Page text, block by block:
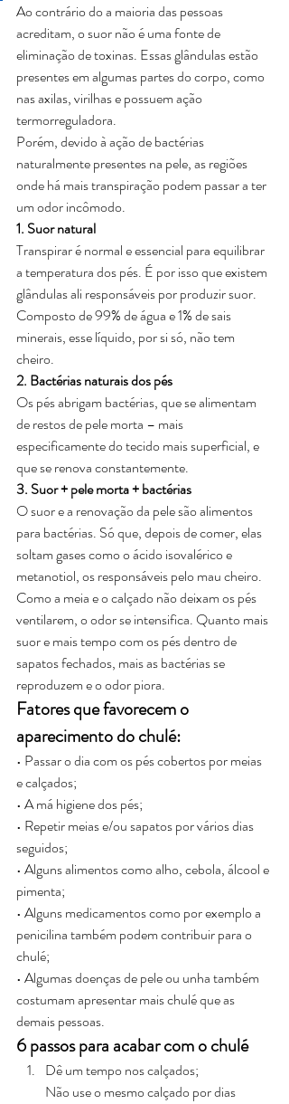
Ao contrário do a maioria das pessoas
acreditam, o suor não é uma fonte de
eliminação de toxinas. Essas glândulas estão
presentes em algumas partes do corpo, como
nas axilas, virilhas e possuem ação
termorreguladora.
Porém, devido à ação de bactérias
naturalmente presentes na pele, as regiões
onde há mais transpiração podem passar a ter
um odor incômodo.
1. Suor natural
Transpirar é normal e essencial para equilibrar
a temperatura dos pés. É por isso que existem
glândulas ali responsáveis por produzir suor.
Composto de 99% de água e 1% de sais
minerais, esse líquido, por si só, não tem
cheiro.
2. Bactérias naturais dos pés
Os pés abrigam bactérias, que se alimentam
de restos de pele morta – mais
especificamente do tecido mais superficial, e
que se renova constantemente.
3. Suor + pele morta + bactérias
O suor e a renovação da pele são alimentos
para bactérias. Só que, depois de comer, elas
soltam gases como o ácido isovalérico e
metanotiol, os responsáveis pelo mau cheiro.
Como a meia e o calçado não deixam os pés
ventilarem, o odor se intensifica. Quanto mais
suor e mais tempo com os pés dentro de
sapatos fechados, mais as bactérias se
reproduzem e o odor piora.
Fatores que favorecem o
aparecimento do chulé:
• Passar o dia com os pés cobertos por meias
e calçados;
• A má higiene dos pés;
• Repetir meias e/ou sapatos por vários dias
seguidos;
• Alguns alimentos como alho, cebola, álcool e
pimenta;
• Alguns medicamentos como por exemplo a
penicilina também podem contribuir para o
chulé;
• Algumas doenças de pele ou unha também
costumam apresentar mais chulé que as
demais pessoas.
6 passos para acabar com o chulé
Dê um tempo nos calçados;
Não use o mesmo calçado por dias